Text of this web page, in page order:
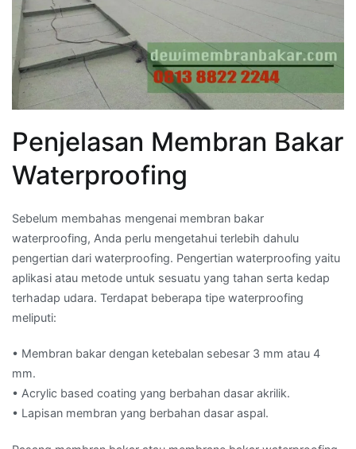
Penjelasan Membran Bakar
Waterproofing
Sebelum membahas mengenai membran bakar
waterproofing, Anda perlu mengetahui terlebih dahulu
pengertian dari waterproofing. Pengertian waterproofing yaitu
aplikasi atau metode untuk sesuatu yang tahan serta kedap
terhadap udara. Terdapat beberapa tipe waterproofing
meliputi:
• Membran bakar dengan ketebalan sebesar 3 mm atau 4
mm.
• Acrylic based coating yang berbahan dasar akrilik.
• Lapisan membran yang berbahan dasar aspal.